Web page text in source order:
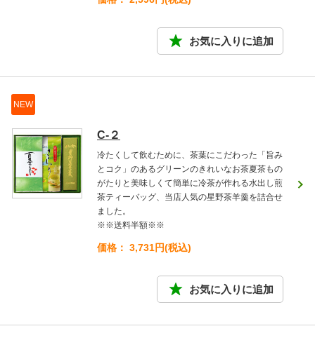
NEW
C-２
冷たくして飲むために、茶葉にこだわった「旨み
とコク」のあるグリーンのきれいなお茶夏茶もの
がたりと美味しくて簡単に冷茶が作れる水出し煎
茶ティーバッグ、当店人気の星野茶羊羹を詰合せ
ました。
※※送料半額※※
価格： 3,731円(税込)